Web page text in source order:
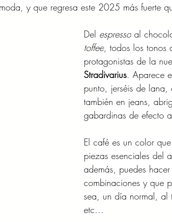
y que regresa este 2025 más fuerte
Del espresso al
toffee, todos los tonos
protagonistas de la
Stradivarius. Aparece
punto, jerséis de
también en jeans,
gabardinas de efecto
El café es un color
piezas esenciales del
además, puedes hacer
combinaciones y que
sea, un día normal, al
etc...